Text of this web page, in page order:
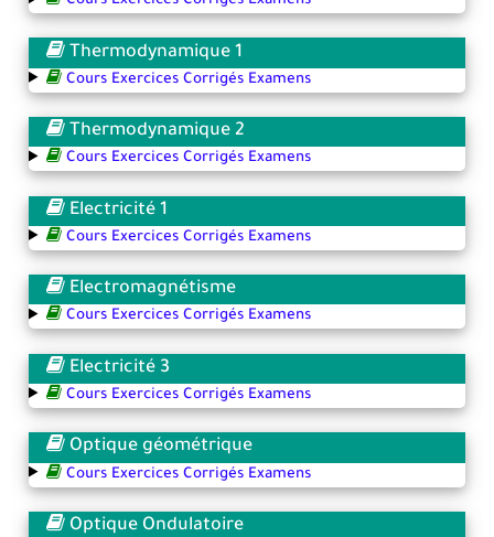
Thermodynamique 1
Cours Exercices Corrigés Examens
Thermodynamique 2
Cours Exercices Corrigés Examens
Electricité 1
Cours Exercices Corrigés Examens
Electromagnétisme
Cours Exercices Corrigés Examens
Electricité 3
Cours Exercices Corrigés Examens
Optique géométrique
Cours Exercices Corrigés Examens
Optique Ondulatoire